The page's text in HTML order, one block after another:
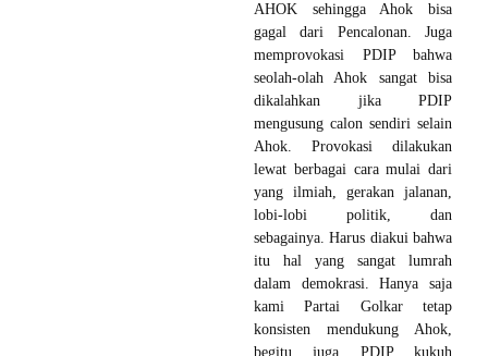
AHOK sehingga Ahok bisa
gagal dari Pencalonan. Juga
memprovokasi PDIP bahwa
seolah-olah Ahok sangat bisa
dikalahkan jika PDIP
mengusung calon sendiri selain
Ahok. Provokasi dilakukan
lewat berbagai cara mulai dari
yang ilmiah, gerakan jalanan,
lobi-lobi politik, dan
sebagainya. Harus diakui bahwa
itu hal yang sangat lumrah
dalam demokrasi. Hanya saja
kami Partai Golkar tetap
konsisten mendukung Ahok,
begitu juga PDIP kukuh